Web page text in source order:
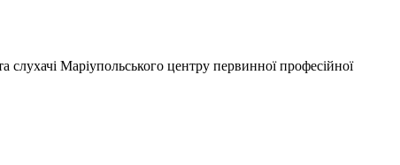
слухачі Маріупольського центру первинної професійної